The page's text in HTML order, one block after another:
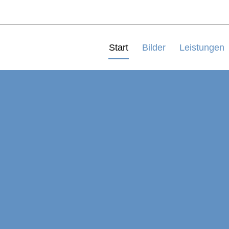
Start Bilder Leistungen